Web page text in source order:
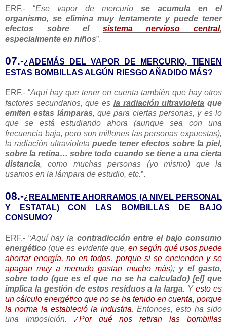
ERF.- “Ese vapor de mercurio se acumula en el
organismo, se elimina muy lentamente y puede tener
efectos sobre el
sistema nervioso central,
especialmente en niños”.
07.-¿ADEMÁS DEL VAPOR DE MERCURIO, TIENEN
ESTAS BOMBILLAS ALGÚN RIESGO AÑADIDO MÁS?
ERF.- “Aquí hay que tener en cuenta también que hay otros
factores secundarios, que es la radiación ultravioleta que
emiten estas lámparas, que para ciertas personas, y es lo
que se está estudiando ahora (aunque sea con una
frecuencia baja, pero son millones las personas expuestas),
la radiación ultravioleta puede tener efectos sobre la piel,
sobre la retina… sobre todo cuando se tiene a una cierta
distancia, como muchas personas (yo mismo) que la
usamos en la lámpara de estudio, etc.”.
08.-¿REALMENTE AHORRAMOS (A NIVEL PERSONAL
Y ESTATAL) CON LAS BOMBILLAS DE BAJO
CONSUMO?
ERF.- “Aquí hay la contradicción entre el bajo consumo
energético (que es evidente que,en según qué usos puede
ahorrar energía, no en todos, porque si se encienden y se
apagan muy a menudo gastan mucho más); y el gasto,
sobre todo (que es el que no se ha calculado) [el] que
implica la gestión de estos residuos a la larga. Yesto es
un cálculo energético que no se ha tenido en cuenta, porque
la norma la estableció la industria. Entonces, esto ha sido
una imposición. ¿Por qué nos retiran las bombillas